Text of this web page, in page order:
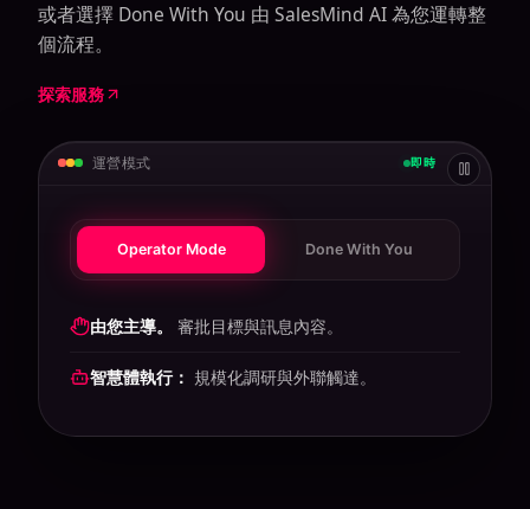
或者選擇 Done With You 由 SalesMind AI 為您運轉整
個流程。
探索服務
運營模式 即時
Operator Mode Done With You
由智慧體主導。 規模化調研與傳送。
由您審批 通過每週摘要審閱。